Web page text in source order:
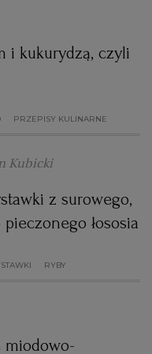
i kukurydzą, czyli
PRZEPISY KULINARNE
Kubicki
z surowego,
łososia
RYBY
miodowo-